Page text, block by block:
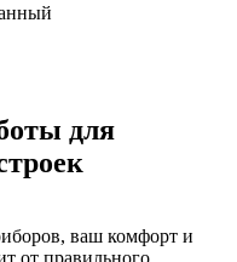
для
ваш комфорт и
от правильного